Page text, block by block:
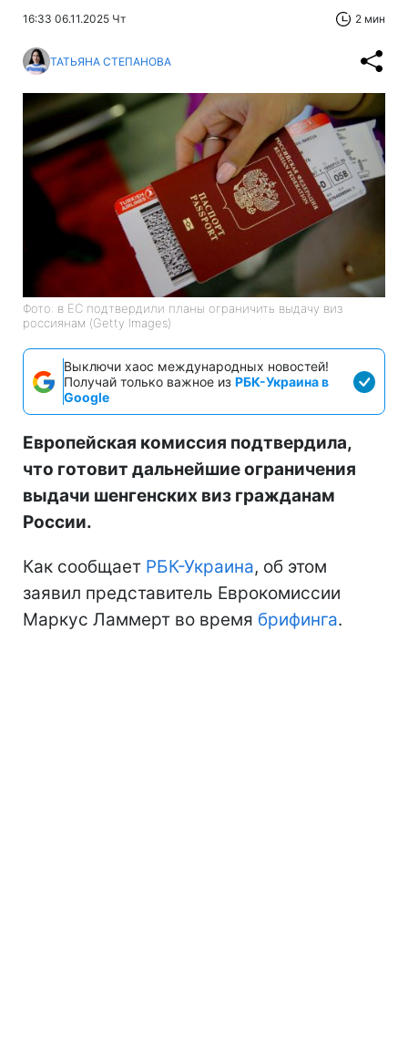
16:33 06.11.2025 Чт 2 мин
ТАТЬЯНА СТЕПАНОВА
Фото: в ЕС подтвердили планы ограничить выдачу виз
россиянам (Getty Images)
Выключи хаос международных новостей!
Получай только важное из РБК-Украина в
Google
Европейская комиссия подтвердила,
что готовит дальнейшие ограничения
выдачи шенгенских виз гражданам
России.
Как сообщает РБК-Украина, об этом
заявил представитель Еврокомиссии
Маркус Ламмерт во время брифинга.